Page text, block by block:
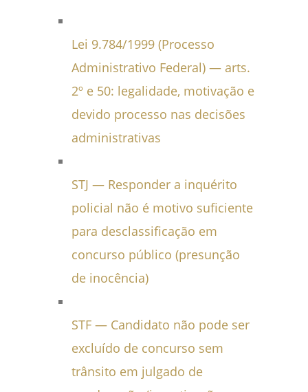
Lei 9.784/1999 (Processo
Administrativo Federal) — arts.
2º e 50: legalidade, motivação e
devido processo nas decisões
administrativas
STJ — Responder a inquérito
policial não é motivo suficiente
para desclassificação em
concurso público (presunção
de inocência)
STF — Candidato não pode ser
excluído de concurso sem
trânsito em julgado de